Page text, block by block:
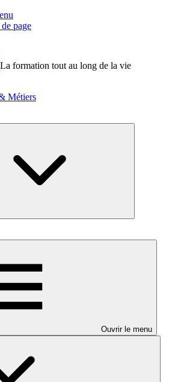
page
La formation tout au long de la vie
Métiers
Ouvrir le menu